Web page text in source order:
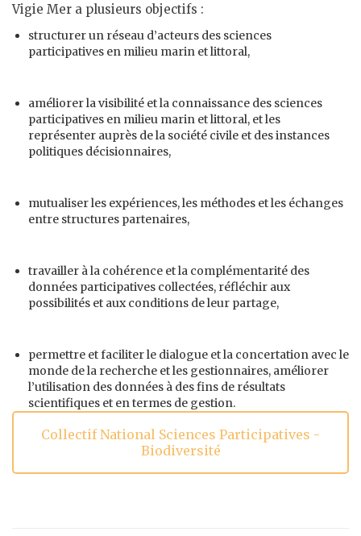
Vigie Mer a plusieurs objectifs :
structurer un réseau d’acteurs des sciences
participatives en milieu marin et littoral,
améliorer la visibilité et la connaissance des sciences
participatives en milieu marin et littoral, et les
représenter auprès de la société civile et des instances
politiques décisionnaires,
mutualiser les expériences, les méthodes et les échanges
entre structures partenaires,
travailler à la cohérence et la complémentarité des
données participatives collectées, réfléchir aux
possibilités et aux conditions de leur partage,
permettre et faciliter le dialogue et la concertation avec le
monde de la recherche et les gestionnaires, améliorer
l’utilisation des données à des fins de résultats
scientifiques et en termes de gestion.
Collectif National Sciences Participatives -
Biodiversité